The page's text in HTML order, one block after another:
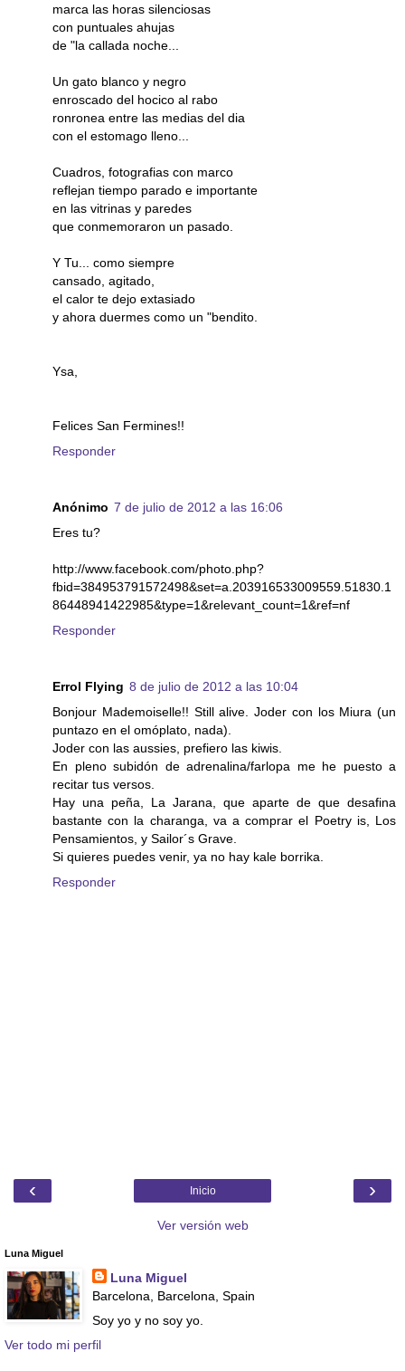
marca las horas silenciosas
con puntuales ahujas
de "la callada noche...
Un gato blanco y negro
enroscado del hocico al rabo
ronronea entre las medias del dia
con el estomago lleno...
Cuadros, fotografias con marco
reflejan tiempo parado e importante
en las vitrinas y paredes
que conmemoraron un pasado.
Y Tu... como siempre
cansado, agitado,
el calor te dejo extasiado
y ahora duermes como un "bendito.
Ysa,
Felices San Fermines!!
Responder
Anónimo 7 de julio de 2012 a las 16:06
Eres tu?
http://www.facebook.com/photo.php?
fbid=384953791572498&set=a.203916533009559.51830.1
86448941422985&type=1&relevant_count=1&ref=nf
Responder
Errol Flying 8 de julio de 2012 a las 10:04
Bonjour Mademoiselle!! Still alive. Joder con los Miura (un
puntazo en el omóplato, nada).
Joder con las aussies, prefiero las kiwis.
En pleno subidón de adrenalina/farlopa me he puesto a
recitar tus versos.
Hay una peña, La Jarana, que aparte de que desafina
bastante con la charanga, va a comprar el Poetry is, Los
Pensamientos, y Sailor´s Grave.
Si quieres puedes venir, ya no hay kale borrika.
Responder
‹ ›
Inicio
Ver versión web
Luna Miguel
Luna Miguel
Barcelona, Barcelona, Spain
Soy yo y no soy yo.
Ver todo mi perfil